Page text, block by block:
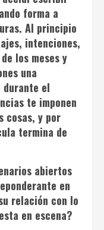
forma a
Al principio
intenciones,
los meses y
una
durante el
te imponen
cosas, y por
termina de
abiertos
en
relación con lo
en escena?